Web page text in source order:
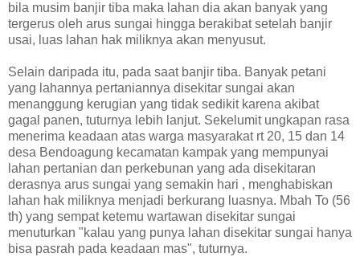
bila musim banjir tiba maka lahan dia akan banyak yang
tergerus oleh arus sungai hingga berakibat setelah banjir
usai, luas lahan hak miliknya akan menyusut.
Selain daripada itu, pada saat banjir tiba. Banyak petani
yang lahannya pertaniannya disekitar sungai akan
menanggung kerugian yang tidak sedikit karena akibat
gagal panen, tuturnya lebih lanjut. Sekelumit ungkapan rasa
menerima keadaan atas warga masyarakat rt 20, 15 dan 14
desa Bendoagung kecamatan kampak yang mempunyai
lahan pertanian dan perkebunan yang ada disekitaran
derasnya arus sungai yang semakin hari , menghabiskan
lahan hak miliknya menjadi berkurang luasnya. Mbah To (56
th) yang sempat ketemu wartawan disekitar sungai
menuturkan "kalau yang punya lahan disekitar sungai hanya
bisa pasrah pada keadaan mas", tuturnya.